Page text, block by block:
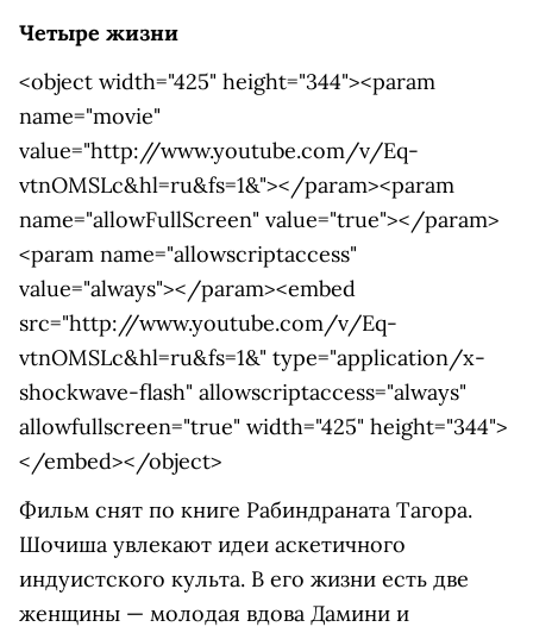
Четыре жизни
<object width="425" height="344"><param
name="movie"
value="http://www.youtube.com/v/Eq-
vtnOMSLc&hl=ru&fs=1&"></param><param
name="allowFullScreen" value="true"></param>
<param name="allowscriptaccess"
value="always"></param><embed
src="http://www.youtube.com/v/Eq-
vtnOMSLc&hl=ru&fs=1&" type="application/x-
shockwave-flash" allowscriptaccess="always"
allowfullscreen="true" width="425" height="344">
</embed></object>
Фильм снят по книге Рабиндраната Тагора.
Шочиша увлекают идеи аскетичного
индуистского культа. В его жизни есть две
женщины — молодая вдова Дамини и